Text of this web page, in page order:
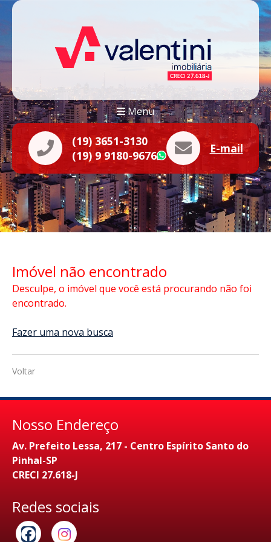
Menu
(19) 3651-3130
(19) 9 9180-9676
WhatsApp
E-mail
Imóvel não encontrado
Desculpe, o imóvel que você está procurando não foi
encontrado.
Fazer uma nova busca
Voltar
Nosso Endereço
Av. Prefeito Lessa, 217 - Centro Espírito Santo do
Pinhal-SP
CRECI 27.618-J
Redes sociais